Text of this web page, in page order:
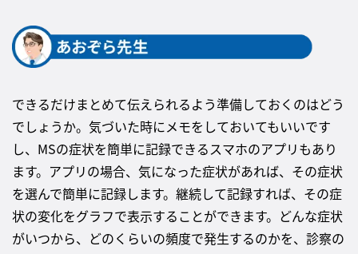
できるだけまとめて伝えられるよう準備しておくのはどう
でしょうか。気づいた時にメモをしておいてもいいです
し、MSの症状を簡単に記録できるスマホのアプリもあり
ます。アプリの場合、気になった症状があれば、その症状
を選んで簡単に記録します。継続して記録すれば、その症
状の変化をグラフで表示することができます。どんな症状
がいつから、どのくらいの頻度で発生するのかを、診察の